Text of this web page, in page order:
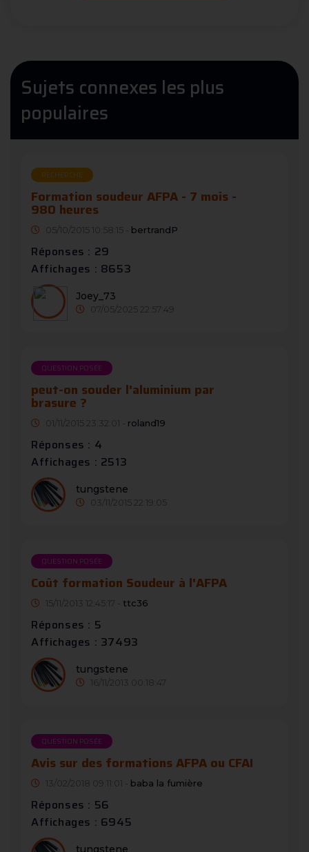
Sujets connexes les plus
populaires
RECHERCHE
Formation soudeur AFPA - 7 mois -
980 heures
05/10/2015 10:58:15 - bertrandP
Réponses : 29
Affichages : 8653
Joey_73
07/05/2025 22:57:49
QUESTION POSÉE
peut-on souder l'aluminium par
brasure ?
01/11/2015 23:32:01 - roland19
Réponses : 4
Affichages : 2513
tungstene
03/11/2015 22:19:05
QUESTION POSÉE
Coût formation Soudeur à l'AFPA
15/11/2013 12:45:17 - ttc36
Réponses : 5
Affichages : 37493
tungstene
16/11/2013 00:18:47
QUESTION POSÉE
Avis sur des formations AFPA ou CFAI
13/02/2018 09:11:01 - baba la fumière
Réponses : 56
Affichages : 6945
tungstene